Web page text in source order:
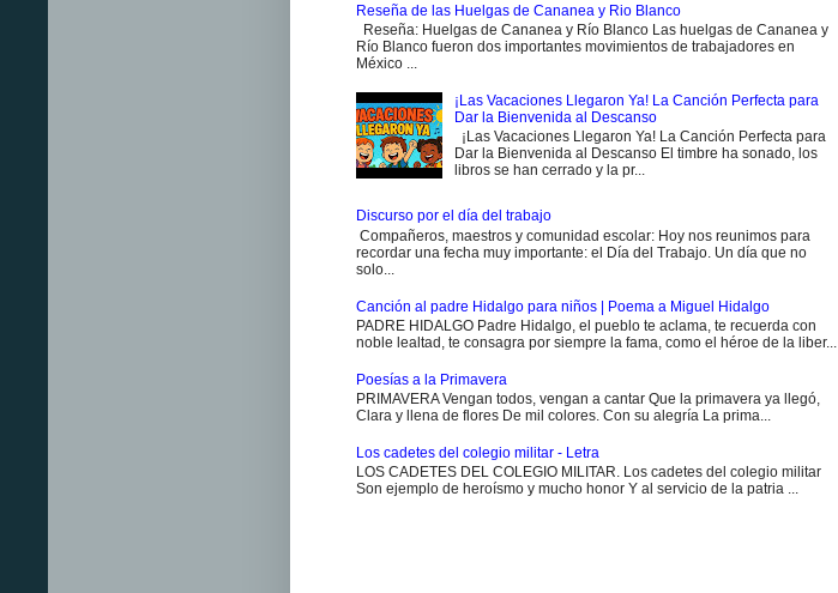
Reseña de las Huelgas de Cananea y Rio Blanco
Reseña: Huelgas de Cananea y Río Blanco Las huelgas de Cananea y
Río Blanco fueron dos importantes movimientos de trabajadores en
México ...
¡Las Vacaciones Llegaron Ya! La Canción Perfecta para
Dar la Bienvenida al Descanso
¡Las Vacaciones Llegaron Ya! La Canción Perfecta para
Dar la Bienvenida al Descanso El timbre ha sonado, los
libros se han cerrado y la pr...
Discurso por el día del trabajo
Compañeros, maestros y comunidad escolar: Hoy nos reunimos para
recordar una fecha muy importante: el Día del Trabajo. Un día que no
solo...
Canción al padre Hidalgo para niños | Poema a Miguel Hidalgo
PADRE HIDALGO Padre Hidalgo, el pueblo te aclama, te recuerda con
noble lealtad, te consagra por siempre la fama, como el héroe de la liber...
Poesías a la Primavera
PRIMAVERA Vengan todos, vengan a cantar Que la primavera ya llegó,
Clara y llena de flores De mil colores. Con su alegría La prima...
Los cadetes del colegio militar - Letra
LOS CADETES DEL COLEGIO MILITAR. Los cadetes del colegio militar
Son ejemplo de heroísmo y mucho honor Y al servicio de la patria ...